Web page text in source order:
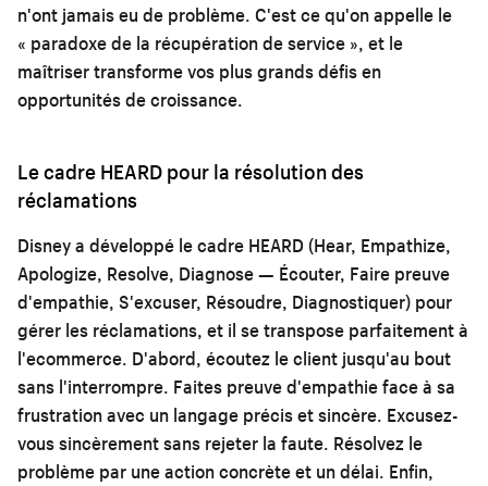
n'ont jamais eu de problème. C'est ce qu'on appelle le
« paradoxe de la récupération de service », et le
maîtriser transforme vos plus grands défis en
opportunités de croissance.
Le cadre HEARD pour la résolution des
réclamations
Disney a développé le cadre HEARD (Hear, Empathize,
Apologize, Resolve, Diagnose — Écouter, Faire preuve
d'empathie, S'excuser, Résoudre, Diagnostiquer) pour
gérer les réclamations, et il se transpose parfaitement à
l'ecommerce. D'abord, écoutez le client jusqu'au bout
sans l'interrompre. Faites preuve d'empathie face à sa
frustration avec un langage précis et sincère. Excusez-
vous sincèrement sans rejeter la faute. Résolvez le
problème par une action concrète et un délai. Enfin,